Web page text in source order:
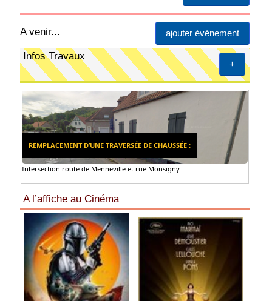
A venir... ajouter événement
+
Infos Travaux
REMPLACEMENT D’UNE TRAVERSÉE DE CHAUSSÉE :
Intersection route de Menneville et rue Monsigny -
A l’affiche au Cinéma